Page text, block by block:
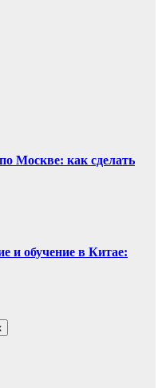
Москве: как сделать
и обучение в Китае: